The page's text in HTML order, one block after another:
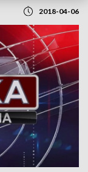
2018-04-06